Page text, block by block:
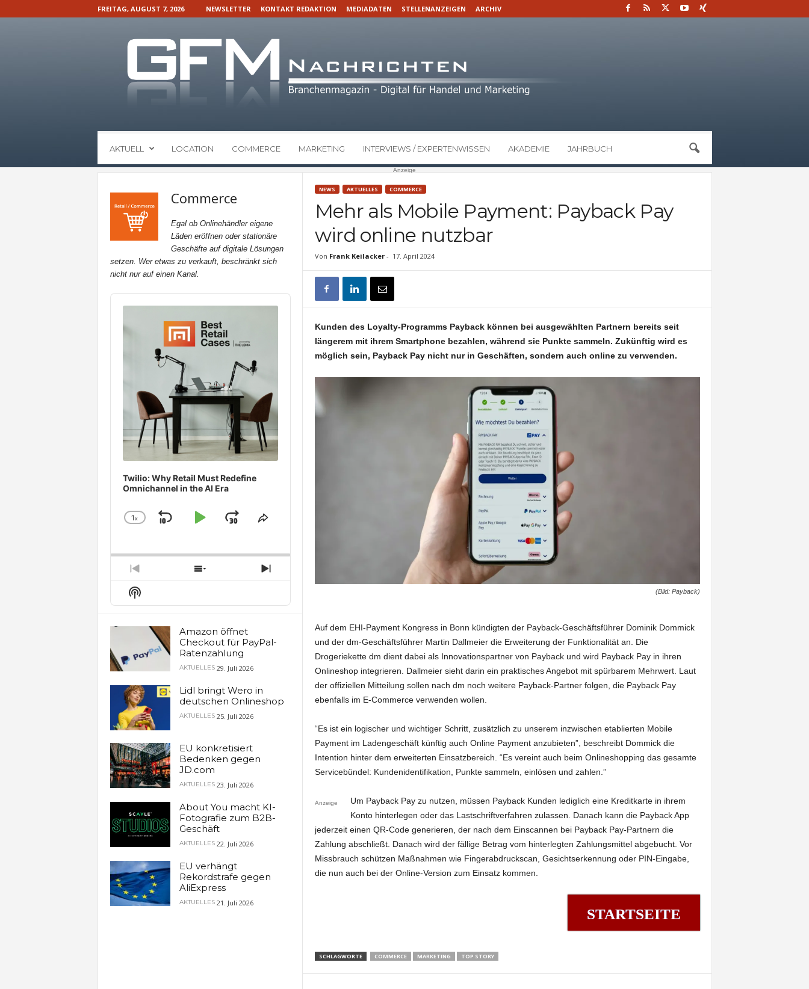
FREITAG, AUGUST 7, 2026 NEWSLETTER KONTAKT REDAKTION MEDIADATEN STELLENANZEIGEN ARCHIV
M
N
AKTUELL LOCATION COMMERCE MARKETING INTERVIEWS / EXPERTENWISSEN AKADEMIE JAHRBUCH
Anzeige
NEWS AKTUELLES COMMERCE
Mehr als Mobile Payment: Payback Pay
wird online nutzbar
Von Frank Keilacker- 17. April 2024
Kunden des Loyalty-Programms Payback können bei ausgewählten Partnern bereits seit
längerem mit ihrem Smartphone bezahlen, während sie Punkte sammeln. Zukünftig wird es
möglich sein, Payback Pay nicht nur in Geschäften, sondern auch online zu verwenden.
(Bild: Payback)
Auf dem EHI-Payment Kongress in Bonn kündigten der Payback-Geschäftsführer Dominik Dommick
und der dm-Geschäftsführer Martin Dallmeier die Erweiterung der Funktionalität an. Die
Drogeriekette dm dient dabei als Innovationspartner von Payback und wird Payback Pay in ihren
Onlineshop integrieren. Dallmeier sieht darin ein praktisches Angebot mit spürbarem Mehrwert. Laut
der offiziellen Mitteilung sollen nach dm noch weitere Payback-Partner folgen, die Payback Pay
ebenfalls im E-Commerce verwenden wollen.
“Es ist ein logischer und wichtiger Schritt, zusätzlich zu unserem inzwischen etablierten Mobile
Payment im Ladengeschäft künftig auch Online Payment anzubieten”, beschreibt Dommick die
Intention hinter dem erweiterten Einsatzbereich. “Es vereint auch beim Onlineshopping das gesamte
Servicebündel: Kundenidentifikation, Punkte sammeln, einlösen und zahlen.”
Anzeige
Um Payback Pay zu nutzen, müssen Payback Kunden lediglich eine Kreditkarte in ihrem
Konto hinterlegen oder das Lastschriftverfahren zulassen. Danach kann die Payback App
jederzeit einen QR-Code generieren, der nach dem Einscannen bei Payback Pay-Partnern die
Zahlung abschließt. Danach wird der fällige Betrag vom hinterlegten Zahlungsmittel abgebucht. Vor
Missbrauch schützen Maßnahmen wie Fingerabdruckscan, Gesichtserkennung oder PIN-Eingabe,
die nun auch bei der Online-Version zum Einsatz kommen.
STARTSEITE
SCHLAGWORTE COMMERCE MARKETING TOP STORY
Commerce
Egal ob Onlinehändler eigene
Läden eröffnen oder stationäre
Geschäfte auf digitale Lösungen
setzen. Wer etwas zu verkauft, beschränkt sich
nicht nur auf einen Kanal.
Audio
Player
Twilio: Why Retail Must Redefine
Omnichannel in the AI Era
Change
1x
SkipPlayJumpShare
Previous
Episode
Show
Episodes
Next
Episode
Show
Podcast
Information
Amazon öffnet
Checkout für PayPal-
Ratenzahlung
AKTUELLES 29. Juli 2026
Lidl bringt Wero in
deutschen Onlineshop
AKTUELLES 25. Juli 2026
EU konkretisiert
Bedenken gegen
JD.com
AKTUELLES 23. Juli 2026
About You macht KI-
Fotografie zum B2B-
Geschäft
AKTUELLES 22. Juli 2026
EU verhängt
Rekordstrafe gegen
AliExpress
AKTUELLES 21. Juli 2026